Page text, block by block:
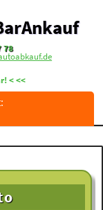
78
< <<